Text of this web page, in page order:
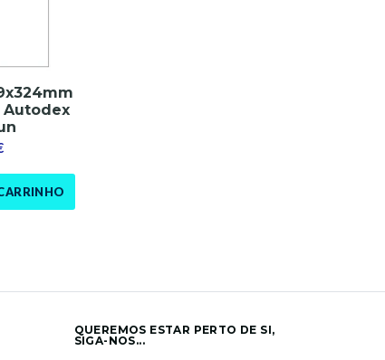
Autodex
QUEREMOS ESTAR PERTO DE SI,
SIGA-NOS...